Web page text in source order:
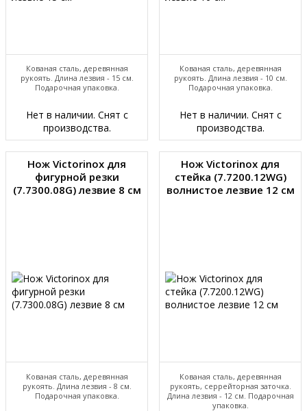
Кованая сталь, деревянная
рукоять. Длина лезвия - 15 см.
Подарочная упаковка.
Нет в наличии. Снят с
производства.
Кованая сталь, деревянная
рукоять. Длина лезвия - 10 см.
Подарочная упаковка.
Нет в наличии. Снят с
производства.
Нож Victorinox для
фигурной резки
(7.7300.08G) лезвие 8 см
Кованая сталь, деревянная
рукоять. Длина лезвия - 8 см.
Подарочная упаковка.
Нож Victorinox для
стейка (7.7200.12WG)
волнистое лезвие 12 см
Кованая сталь, деревянная
рукоять, серрейторная заточка.
Длина лезвия - 12 см. Подарочная
упаковка.